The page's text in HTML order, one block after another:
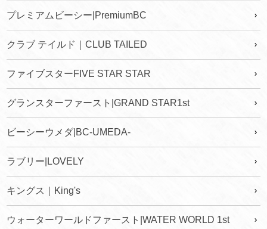
プレミアムビーシー|PremiumBC
クラブ テイルド｜CLUB TAILED
ファイブスターFIVE STAR STAR
グランスターファースト|GRAND STAR1st
ビーシーウメダ|BC-UMEDA-
ラブリー|LOVELY
キングス｜King's
ウォーターワールドファースト|WATER WORLD 1st